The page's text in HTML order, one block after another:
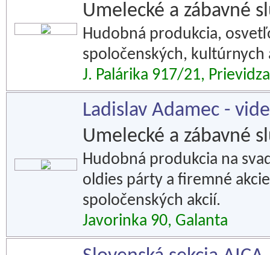
Umelecké a zábavné
Hudobná produkcia,
spoločenských, kultúrnych
J. Palárika 917/21, Prievidza
Ladislav Adamec -
Umelecké a zábavné
Hudobná produkcia na
oldies párty a firemné
spoločenských akcií.
Javorinka 90, Galanta